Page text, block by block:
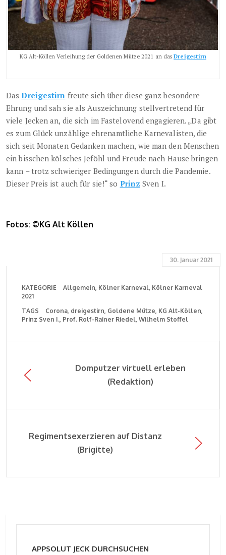
KG Alt-Köllen Verleihung der Goldenen Mütze 2021 an dasDreigestirn
DasDreigestirn freute sich über diese ganz besondere
Ehrung und sah sie als Auszeichnung stellvertretend für
viele Jecken an, die sich im Fastelovend engagieren. „Da gibt
es zum Glück unzählige ehrenamtliche Karnevalisten, die
sich seit Monaten Gedanken machen, wie man den Menschen
ein bisschen kölsches Jeföhl und Freude nach Hause bringen
kann – trotz schwieriger Bedingungen durch die Pandemie.
Dieser Preis ist auch für sie!“ so Prinz Sven I.
Fotos: ©KG Alt Köllen
30. Januar 2021
KATEGORIE Allgemein Kölner Karneval Kölner Karneval
2021
TAGS
Corona dreigestirn Goldene Mütze KG Alt-Köllen
Prinz Sven I. Prof. Rolf-Rainer Riedel Wilhelm Stoffel
Domputzer virtuell erleben
(Redaktion)
Regimentsexerzieren auf Distanz
(Brigitte)
APPSOLUT JECK DURCHSUCHEN